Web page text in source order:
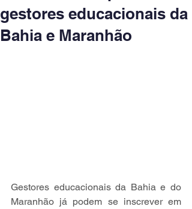
gestores educacionais da
Bahia e Maranhão
Gestores educacionais da Bahia e do
Maranhão já podem se inscrever em